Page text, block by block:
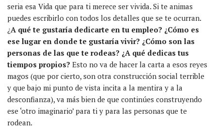
seria esa Vida que para ti merece ser vivida. Si te animas
puedes escribirlo con todos los detalles que se te ocurran.
¿A qué te gustaría dedicarte en tu empleo? ¿Cómo es
ese lugar en donde te gustaría vivir? ¿Cómo son las
personas de las que te rodeas? ¿A qué dedicas tus
tiempos propios? Esto no va de hacer la carta a esos reyes
magos (que por cierto, son otra construcción social terrible
y que bajo mi punto de vista incita a la mentira y a la
desconfianza), va más bien de que continúes construyendo
ese ‘otro imaginario’ para ti y para las personas que te
rodean.